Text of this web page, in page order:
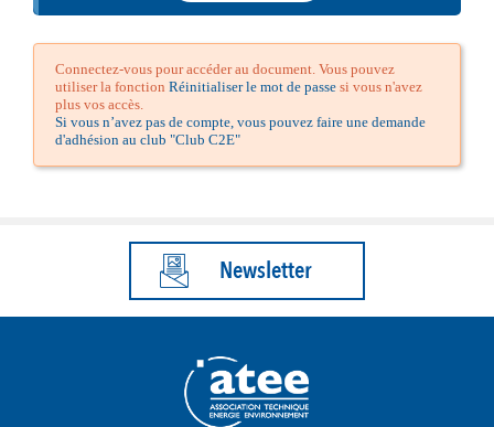
Connectez-vous pour accéder au document. Vous pouvez
utiliser la fonction Réinitialiser le mot de passesi vous n'avez
plus vos accès.
Si vous n’avez pas de compte, vous pouvez faire une demande
d'adhésion au club "Club C2E"
Newsletter